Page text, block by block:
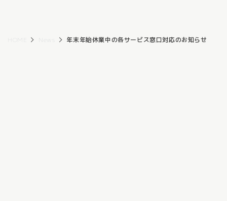
HOME News 年末年始休業中の各サービス窓口対応のお知らせ